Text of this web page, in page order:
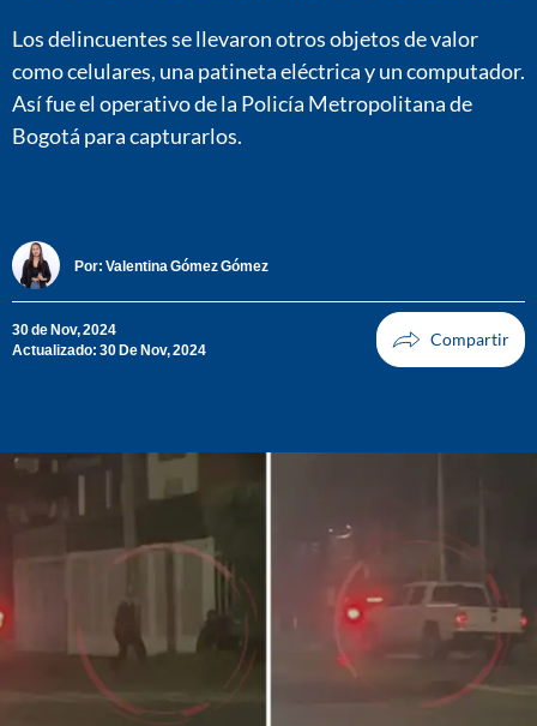
Los delincuentes se llevaron otros objetos de valor
como celulares, una patineta eléctrica y un computador.
Así fue el operativo de la Policía Metropolitana de
Bogotá para capturarlos.
Por: Valentina Gómez Gómez
30 de Nov, 2024
Actualizado: 30 De Nov, 2024